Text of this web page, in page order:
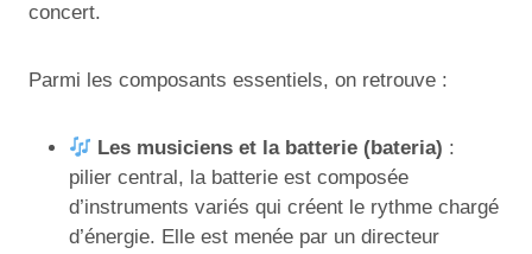
concert.
Parmi les composants essentiels, on retrouve :
Les musiciens et la batterie (bateria) :
pilier central, la batterie est composée
d’instruments variés qui créent le rythme chargé
d’énergie. Elle est menée par un directeur